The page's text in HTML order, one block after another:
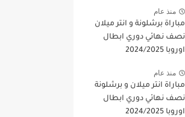
منذ عام
مباراة برشلونة و انتر ميلان
نصف نهائي دوري ابطال
اوروبا 2024/2025
منذ عام
مباراة انتر ميلان و برشلونة
نصف نهائي دوري ابطال
اوروبا 2024/2025